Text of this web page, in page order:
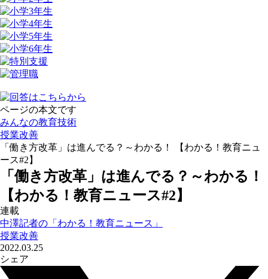
ページの本文です
みんなの教育技術
授業改善
「働き方改革」は進んでる？～わかる！ 【わかる！教育ニュ
ース#2】
「働き方改革」は進んでる？～わかる！
【わかる！教育ニュース#2】
連載
中澤記者の「わかる！教育ニュース」
授業改善
2022.03.25
シェア